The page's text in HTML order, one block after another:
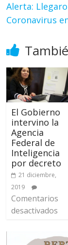
Alerta:
Coronavirus
El Gobierno
intervino la
Agencia
Federal de
Inteligencia
por decreto
21 diciembre,
2019
Comentarios
desactivados